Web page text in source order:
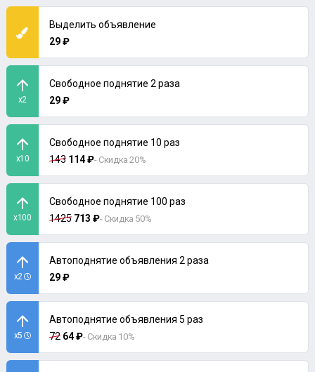
Выделить объявление
29 ₽
x2
Свободное поднятие 2 раза
29 ₽
x10
Свободное поднятие 10 раз
143 114 ₽- Скидка 20%
x100
Свободное поднятие 100 раз
1425 713 ₽- Скидка 50%
x2
Автоподнятие объявления 2 раза
29 ₽
x5
Автоподнятие объявления 5 раз
72 64 ₽- Скидка 10%